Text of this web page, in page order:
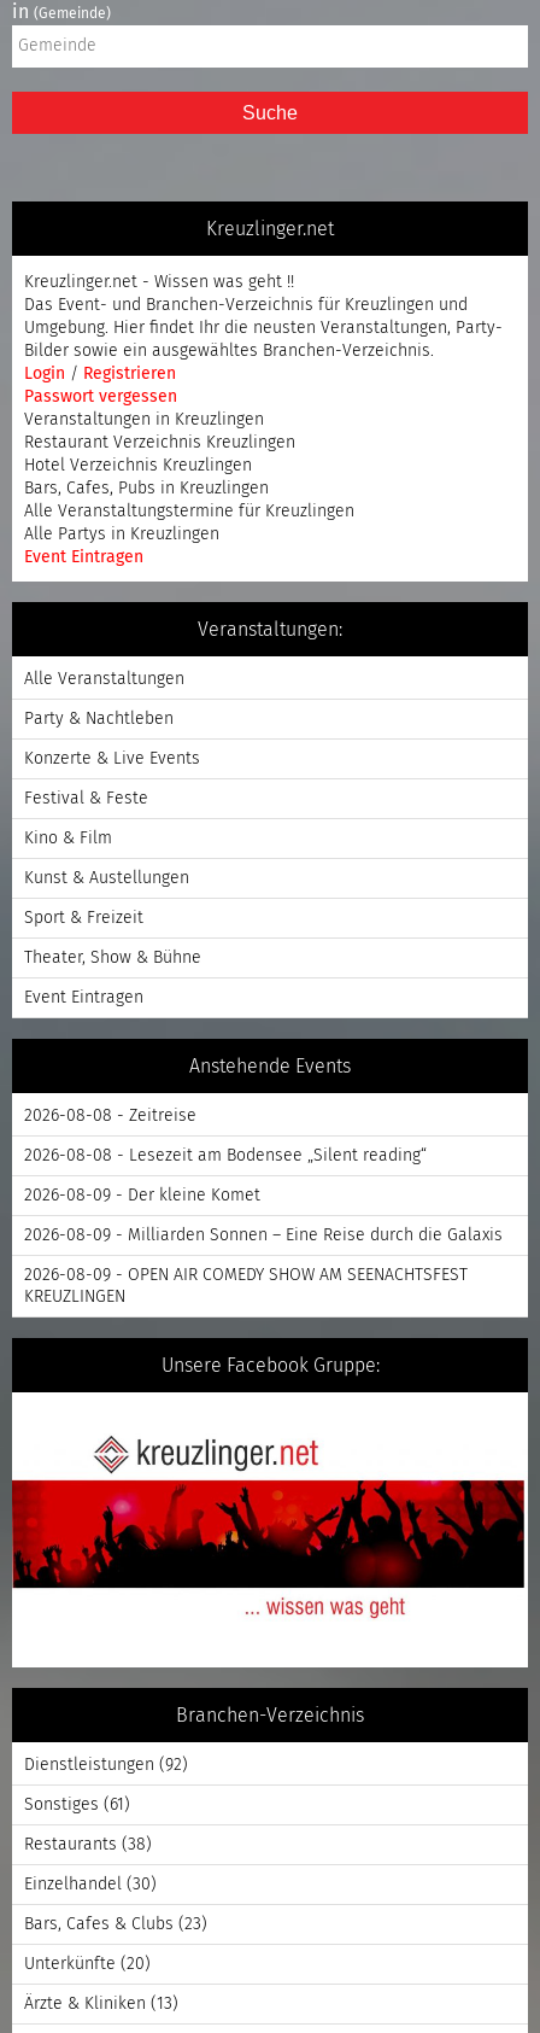
in (Gemeinde)
Suche
Kreuzlinger.net
Kreuzlinger.net - Wissen was geht !!
Das Event- und Branchen-Verzeichnis für Kreuzlingen und
Umgebung. Hier findet Ihr die neusten Veranstaltungen, Party-
Bilder sowie ein ausgewähltes Branchen-Verzeichnis.
Login / Registrieren
Passwort vergessen
Veranstaltungen in Kreuzlingen
Restaurant Verzeichnis Kreuzlingen
Hotel Verzeichnis Kreuzlingen
Bars, Cafes, Pubs in Kreuzlingen
Alle Veranstaltungstermine für Kreuzlingen
Alle Partys in Kreuzlingen
Event Eintragen
Veranstaltungen:
Alle Veranstaltungen
Party & Nachtleben
Konzerte & Live Events
Festival & Feste
Kino & Film
Kunst & Austellungen
Sport & Freizeit
Theater, Show & Bühne
Event Eintragen
Anstehende Events
2026-08-08 - Zeitreise
2026-08-08 - Lesezeit am Bodensee „Silent reading“
2026-08-09 - Der kleine Komet
2026-08-09 - Milliarden Sonnen – Eine Reise durch die Galaxis
2026-08-09 - OPEN AIR COMEDY SHOW AM SEENACHTSFEST
KREUZLINGEN
Unsere Facebook Gruppe:
Branchen-Verzeichnis
Dienstleistungen (92)
Sonstiges (61)
Restaurants (38)
Einzelhandel (30)
Bars, Cafes & Clubs (23)
Unterkünfte (20)
Ärzte & Kliniken (13)